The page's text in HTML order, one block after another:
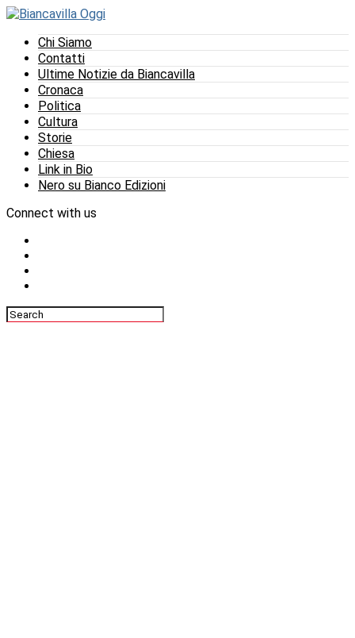
Chi Siamo
Contatti
Ultime Notizie da Biancavilla
Cronaca
Politica
Cultura
Storie
Chiesa
Link in Bio
Nero su Bianco Edizioni
Connect with us